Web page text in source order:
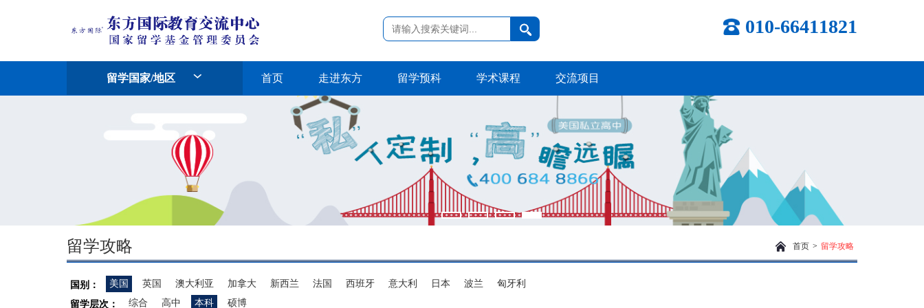
010-66411821
留学国家/地区 首页 走进东方 留学预科 学术课程 交流项目
留学攻略 首页 > 留学攻略
国别： 美国 英国 澳大利亚 加拿大 新西兰 法国 西班牙 意大利 日本 波兰
匈牙利
留学层次：
综合 高中 本科 硕博